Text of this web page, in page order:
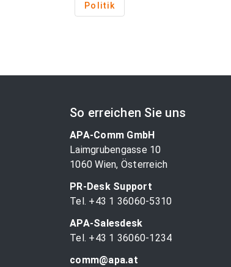
Politik
So erreichen Sie uns
APA-Comm GmbH
Laimgrubengasse 10
1060 Wien, Österreich
PR-Desk Support
Tel. +43 1 36060-5310
APA-Salesdesk
Tel. +43 1 36060-1234
comm@apa.at